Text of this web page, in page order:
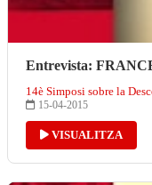
Entrevista:
14è Simposi sobre la
15-04-2015
VISUALITZA